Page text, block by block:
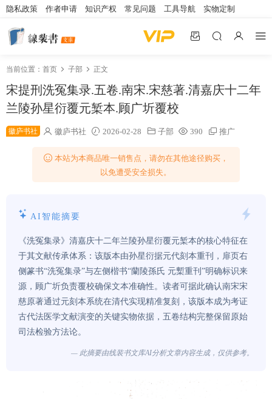
隐私政策 作者申请 知识产权 常见问题 工具导航 实物定制
当前位置： 首页 子部 正文
宋提刑洗冤集录.五卷.南宋.宋慈著.清嘉庆十二年
兰陵孙星衍覆元椠本.顾广圻覆校
徽庐书社 徽庐书社 2026-02-28 子部 390 推广
本站为本商品唯一销售点，请勿在其他途径购买，
以免遭受安全损失。
AI智能摘要
《洗冤集录》清嘉庆十二年兰陵孙星衍覆元椠本的核心特征在
于其文献传承体系：该版本由孙星衍据元代刻本重刊，扉页右
侧篆书“洗冤集录”与左侧楷书“蘭陵孫氏 元槧重刊”明确标识来
源，顾广圻负责覆校确保文本准确性。读者可据此确认南宋宋
慈原著通过元刻本系统在清代实现精准复刻，该版本成为考证
古代法医学文献演变的关键实物依据，五卷结构完整保留原始
司法检验方法论。
— 此摘要由线装书文库AI分析文章内容生成，仅供参考。